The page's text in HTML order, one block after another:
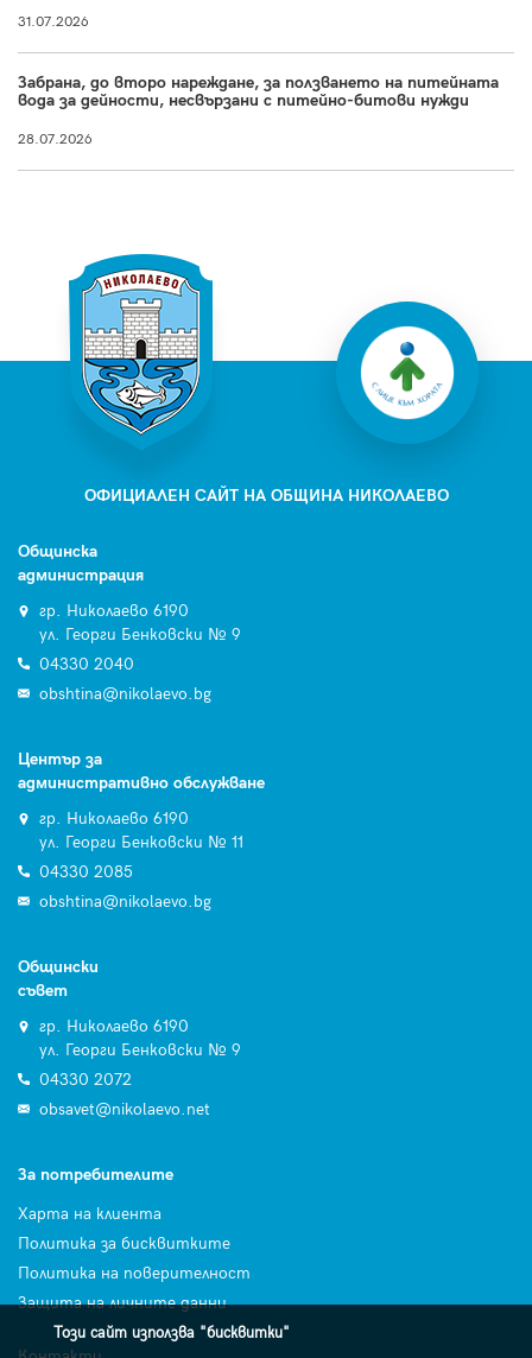
31.07.2026
Забрана, до второ нареждане, за ползването на питейната
вода за дейности, несвързани с питейно-битови нужди
28.07.2026
ОФИЦИАЛЕН САЙТ НА ОБЩИНА НИКОЛАЕВО
Общинска
администрация
гр. Николаево 6190
ул. Георги Бенковски № 9
04330 2040
obshtina@nikolaevo.bg
Център за
административно обслужване
гр. Николаево 6190
ул. Георги Бенковски № 11
04330 2085
obshtina@nikolaevo.bg
Общински
съвет
гр. Николаево 6190
ул. Георги Бенковски № 9
04330 2072
obsavet@nikolaevo.net
За потребителите
Харта на клиента
Политика за бисквитките
Политика на поверителност
Защита на личните данни
Този сайт използва "бисквитки"